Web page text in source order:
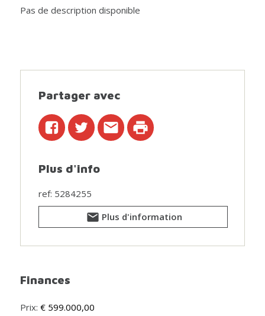
Pas de description disponible
Partager avec
Plus d'info
ref: 5284255
Plus d'information
Finances
Prix: € 599.000,00